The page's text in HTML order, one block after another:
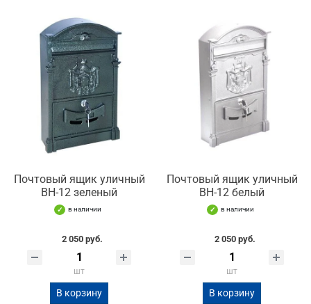
Почтовый ящик уличный
ВН-12 зеленый
в наличии
2 050 руб.
шт
В корзину
Почтовый ящик уличный
ВН-12 белый
в наличии
2 050 руб.
шт
В корзину